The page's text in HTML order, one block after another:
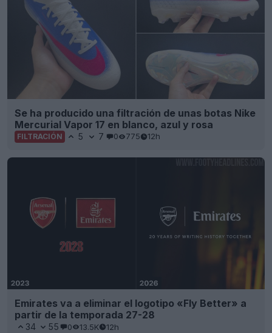
Se ha producido una filtración de unas botas Nike
Mercurial Vapor 17 en blanco, azul y rosa
FILTRACIÓN 5 7 0 775 12h
Emirates va a eliminar el logotipo «Fly Better» a
partir de la temporada 27-28
34 55 0 13.5K 12h